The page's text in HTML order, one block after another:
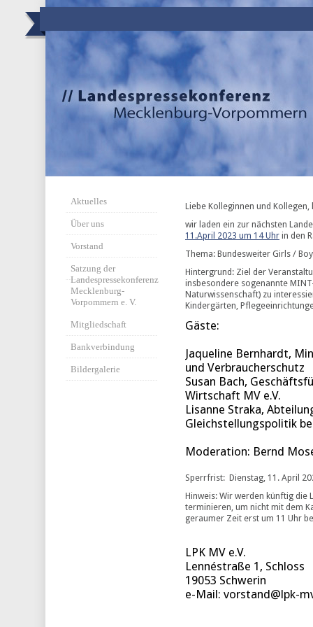
Aktuelles
Über uns
Vorstand
Satzung der
Landespressekonferenz
Mecklenburg-
Vorpommern e. V.
Mitgliedschaft
Bankverbindung
Bildergalerie
Liebe Kolleginnen und Kollegen,
wir laden ein zur nächsten
11.April 2023 um 14 Uhr in den
Thema: Bundesweiter Girls /
Hintergrund: Ziel der
insbesondere sogenannte
Naturwissenschaft) zu
Kindergärten,
Gäste:
Jaqueline Bernhardt,
und Verbraucherschutz
Susan Bach,
Wirtschaft MV e.V.
Lisanne Straka,
Gleichstellungspolitik
Moderation: Bernd
Sperrfrist: Dienstag, 11. April
Hinweis: Wir werden künftig die
terminieren, um nicht mit dem
geraumer Zeit erst um 11 Uhr
LPK MV e.V.
Lennéstraße 1, Schloss
19053 Schwerin
e-Mail: vorstand@lpk-